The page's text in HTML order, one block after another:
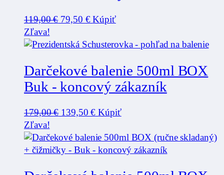
119,00€ Pôvodná
bola:
79,50 €Aktuálna
je:
Kúpiť
Zľava!
Darčekové balenie 500ml BOX
Buk - koncový zákazník
179,00€ Pôvodná
bola:
179,00 €.
139,50€Aktuálna
je:
139,50 €.
Kúpiť
Zľava!